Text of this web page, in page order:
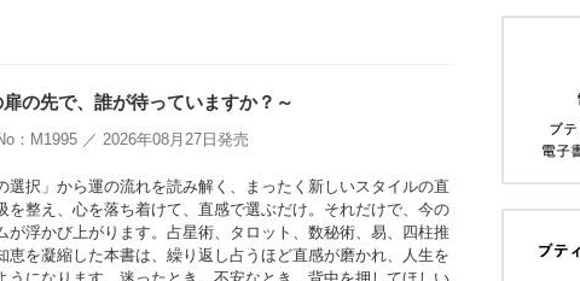
の先で、誰が待っていますか？～
：M1995 ／ 2026年08月27日発売
選択」から運の流れを読み解く、まったく新しいスタイルの直
を整え、心を落ち着けて、直感で選ぶだけ。それだけで、今の
が浮かび上がります。占星術、タロット、数秘術、易、四柱推
を凝縮した本書は、繰り返し占うほど直感が磨かれ、人生を